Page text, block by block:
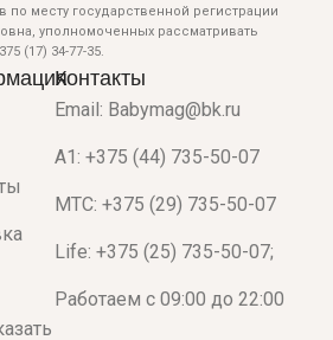
по месту государственной регистрации
уполномоченных рассматривать
(17) 34-77-35.
Контакты
Email: Babymag@bk.ru
A1: +375 (44) 735-50-07
МТС: +375 (29) 735-50-07
Life: +375 (25) 735-50-07;
Работаем с 09:00 до 22:00